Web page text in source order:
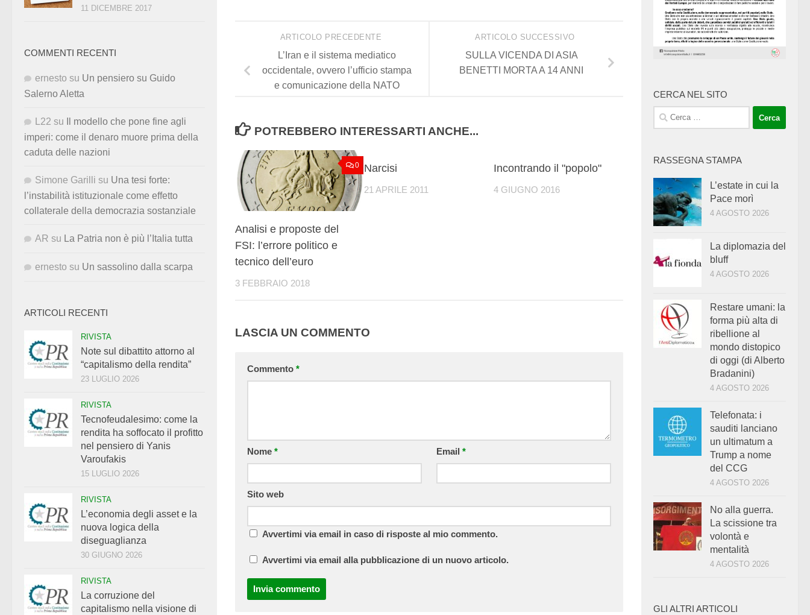
ARTICOLO SUCCESSIVO
SULLA VICENDA DI ASIA
BENETTI MORTA A 14 ANNI
ARTICOLO PRECEDENTE
L’Iran e il sistema mediatico
occidentale, ovvero l’ufficio stampa
e comunicazione della NATO
POTREBBERO INTERESSARTI ANCHE...
0
Analisi e proposte del
FSI: l’errore politico e
tecnico dell’euro
3 FEBBRAIO 2018
Narcisi
21 APRILE 2011
Incontrando il "popolo"
4 GIUGNO 2016
LASCIA UN COMMENTO
Commento *
Nome * Email*
Sito web
Avvertimi via email in caso di risposte al mio commento.
Avvertimi via email alla pubblicazione di un nuovo articolo.
11 DICEMBRE 2017
COMMENTI RECENTI
ernesto su Un pensiero su Guido
Salerno Aletta
L22 su
Il modello che pone fine agli
imperi: come il denaro muore prima della
caduta delle nazioni
Simone Garilli su Una tesi forte:
l’instabilità istituzionale come effetto
collaterale della democrazia sostanziale
AR su La Patria non è più l’Italia tutta
ernesto su Un sassolino dalla scarpa
ARTICOLI RECENTI
RIVISTA
Note sul dibattito attorno al
“capitalismo della rendita”
23 LUGLIO 2026
RIVISTA
Tecnofeudalesimo: come la
rendita ha soffocato il profitto
nel pensiero di Yanis
Varoufakis
15 LUGLIO 2026
RIVISTA
L’economia degli asset e la
nuova logica della
diseguaglianza
30 GIUGNO 2026
RIVISTA
La corruzione del
capitalismo nella visione di
CERCA NEL SITO
Ricerca
per:
RASSEGNA STAMPA
L’estate in cui la
Pace morì
4 AGOSTO 2026
La diplomazia del
bluff
4 AGOSTO 2026
Restare umani: la
forma più alta di
ribellione al
mondo distopico
di oggi (di Alberto
Bradanini)
4 AGOSTO 2026
Telefonata: i
sauditi lanciano
un ultimatum a
Trump a nome
del CCG
4 AGOSTO 2026
No alla guerra.
La scissione tra
volontà e
mentalità
4 AGOSTO 2026
GLI ALTRI ARTICOLI